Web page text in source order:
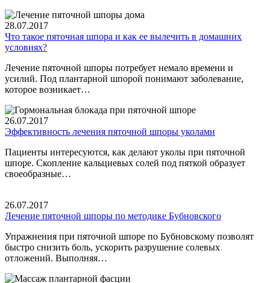
28.07.2017
Что такое пяточная шпора и как ее вылечить в домашних
условиях?
Лечение пяточной шпоры потребует немало времени и
усилий. Под плантарной шпорой понимают заболевание,
которое возникает…
26.07.2017
Эффективность лечения пяточной шпоры уколами
Пациенты интересуются, как делают уколы при пяточной
шпоре. Скопление кальциевых солей под пяткой образует
своеобразные…
26.07.2017
Лечение пяточной шпоры по методике Бубновского
Упражнения при пяточной шпоре по Бубновскому позволят
быстро снизить боль, ускорить разрушение солевых
отложений. Выполняя…